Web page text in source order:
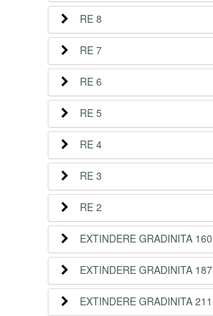
RE 8
RE 7
RE 6
RE 5
RE 4
RE 3
RE 2
EXTINDERE GRADINITA 160
EXTINDERE GRADINITA 187
EXTINDERE GRADINITA 211